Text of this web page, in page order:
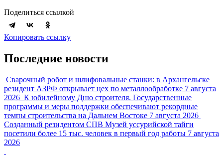
Поделиться ссылкой
Копировать ссылку
Последние новости
Сварочный робот и шлифовальные станки: в Архангельске
резидент АЗРФ открывает цех по металлообработке 7 августа
2026 К юбилейному Дню строителя. Государственные
программы и меры поддержки обеспечивают рекордные
темпы строительства на Дальнем Востоке 7 августа 2026
Созданный резидентом СПВ Музей уссурийской тайги
посетили более 15 тыс. человек в первый год работы 7 августа
2026